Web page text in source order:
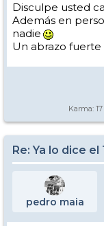
Disculpe usted
Además en
nadie
Un abrazo fuerte
Karma: 17
Re: Ya lo dice
pedro maia